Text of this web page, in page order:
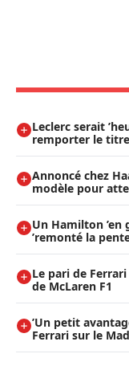
Leclerc serait
remporter le titre
Annoncé chez
modèle pour
Un Hamilton ’en
’remonté la
Le pari de
de McLaren F1
’Un petit
Ferrari sur le